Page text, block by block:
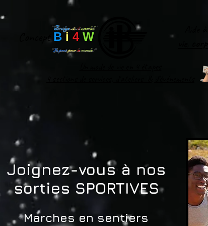
ConceptB i 4 W
''Bridge-it-4world''
''Le pontpour le monde!''
Joignez-vous à nos
sorties SPORTIVES
Marches en sentiers